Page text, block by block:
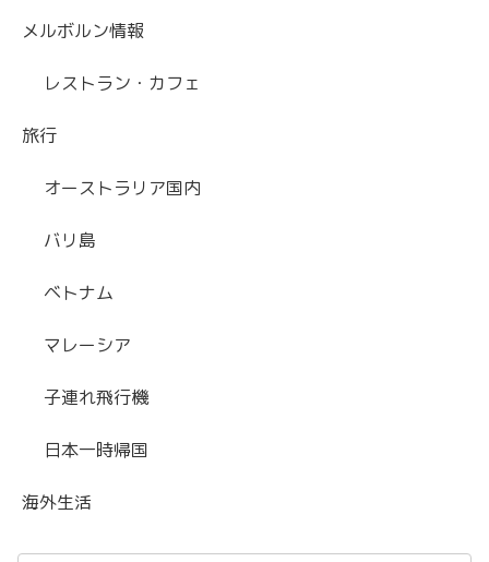
メルボルン情報
レストラン・カフェ
旅行
オーストラリア国内
バリ島
ベトナム
マレーシア
子連れ飛行機
日本一時帰国
海外生活